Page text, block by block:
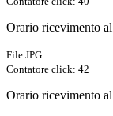
Orario ricevimento
File JPG
Contatore click: 42
Orario ricevimento